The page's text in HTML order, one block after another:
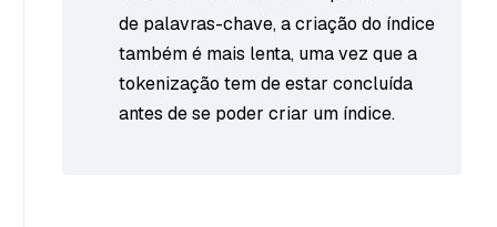
de palavras-chave, a criação do índice
também é mais lenta, uma vez que a
tokenização tem de estar concluída
antes de se poder criar um índice.